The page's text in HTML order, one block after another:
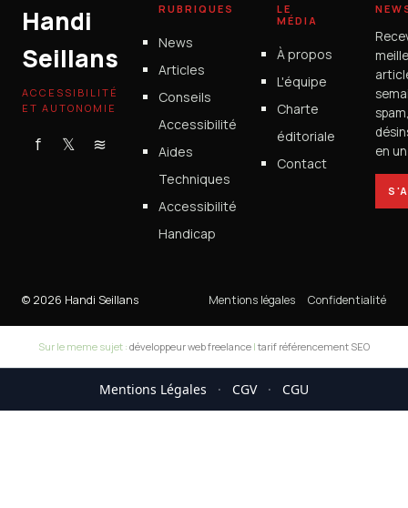
Handi
Seillans
ACCESSIBILITÉ
ET AUTONOMIE
f 𝕏 ≋
RUBRIQUES
News
Articles
Conseils
Accessibilité
Aides
Techniques
Accessibilité
Handicap
LE
MÉDIA
À propos
L'équipe
Charte
éditoriale
Contact
en
© 2026 Handi Seillans Mentions légales Confidentialité
Sur le meme sujet : développeur web freelance | tarif référencement SEO
Mentions Légales · CGV · CGU